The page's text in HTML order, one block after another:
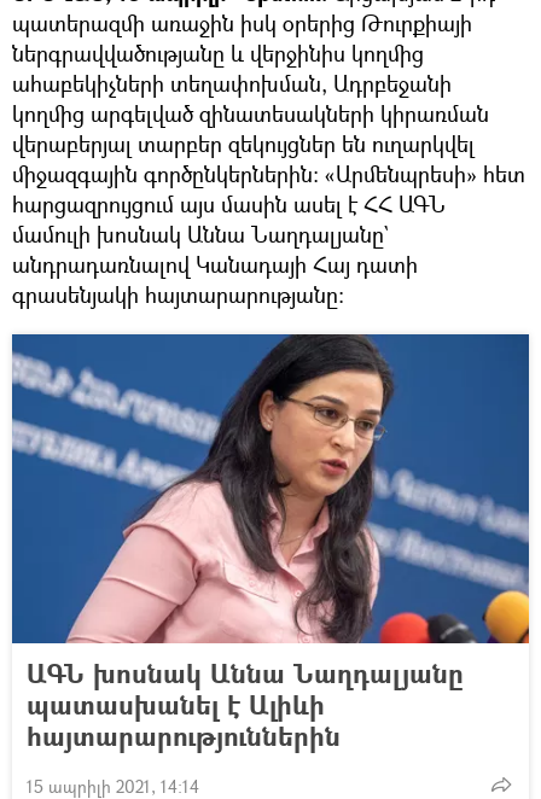
պատերազմի առաջին իսկ օրերից Թուրքիայի
ներգրավվածությանը և վերջինիս կողմից
ահաբեկիչների տեղափոխման, Ադրբեջանի
կողմից արգելված զինատեսակների կիրառման
վերաբերյալ տարբեր զեկույցներ են ուղարկվել
միջազգային գործընկերներին։ «Արմենպրեսի» հետ
հարցազրույցում այս մասին ասել է ՀՀ ԱԳՆ
մամուլի խոսնակ Աննա Նաղդալյանը`
անդրադառնալով Կանադայի Հայ դատի
գրասենյակի հայտարարությանը։
ԱԳՆ խոսնակ Աննա Նաղդալյանը
պատասխանել է Ալիևի
հայտարարություններին
15 ապրիլի 2021, 14:14